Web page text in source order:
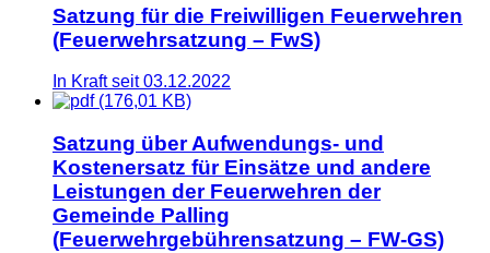
Satzung für die Freiwilligen Feuerwehren
(Feuerwehrsatzung – FwS)
In Kraft seit 03.12.2022
(176,01 KB)
Satzung über Aufwendungs- und
Kostenersatz für Einsätze und andere
Leistungen der Feuerwehren der
Gemeinde Palling
(Feuerwehrgebührensatzung – FW-GS)